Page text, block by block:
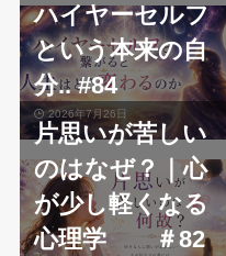
ハイヤーセルフ
という本来の自
分.. #84
2026年7月26日
片思いが苦しい
のはなぜ？｜心
が少し軽くなる
心理学 ＃82